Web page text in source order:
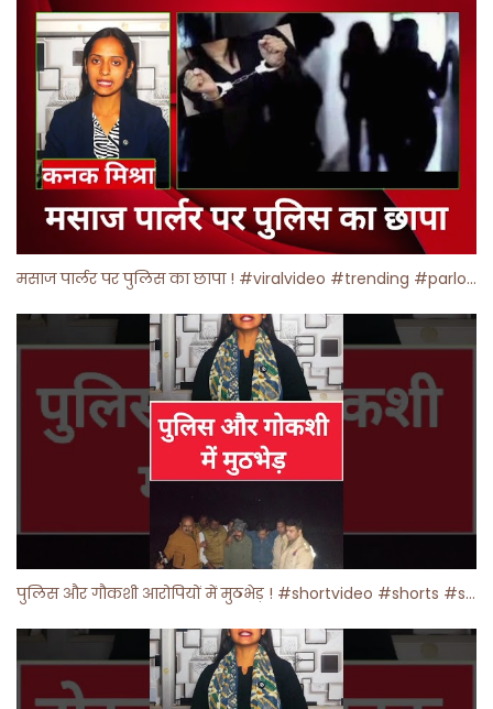
मसाज पार्लर पर पुलिस का छापा ! #viralvideo #trending #parlour
पुलिस और गौकशी आरोपियों में मुठभेड़ ! #shortvideo #shorts #shortsfeed